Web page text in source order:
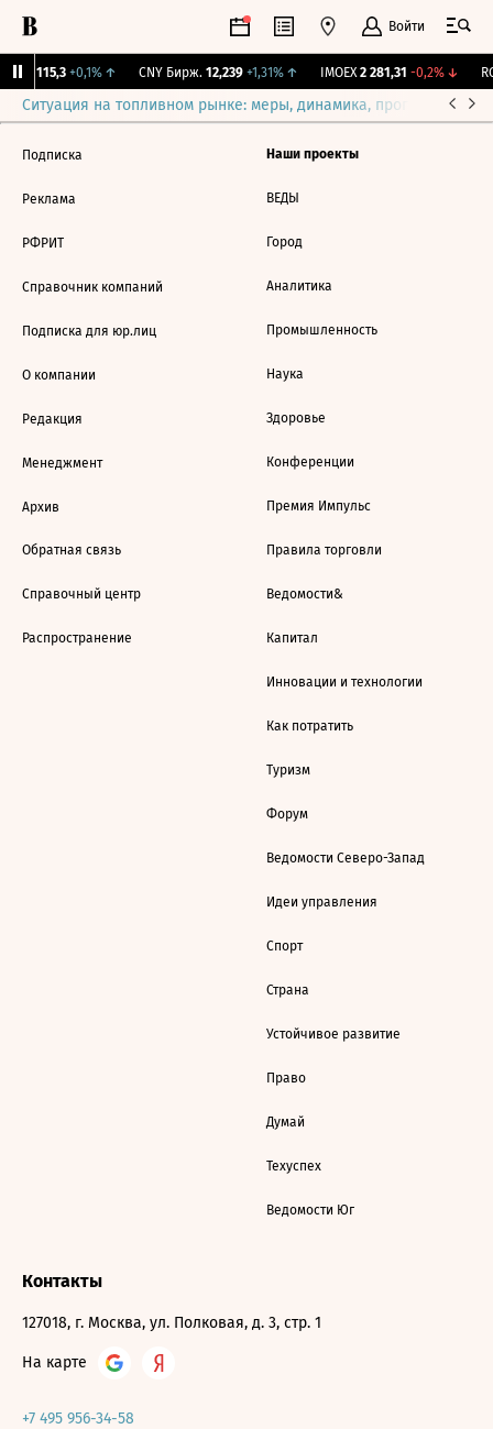
Войти
115,3 +0,1%↑ CNY Бирж. 12,239 +1,31%↑ IMOEX 2 281,31 -0,2%↓
Ситуация на топливном рынке: меры, динамика, прогнозы
Подписка
Реклама
РФРИТ
Справочник компаний
Подписка для юр.лиц
О компании
Редакция
Менеджмент
Архив
Обратная связь
Справочный центр
Распространение
Наши проекты
ВЕДЫ
Город
Аналитика
Промышленность
Наука
Здоровье
Конференции
Премия Импульс
Правила торговли
Ведомости&
Капитал
Инновации и технологии
Как потратить
Туризм
Форум
Ведомости Северо-Запад
Идеи управления
Спорт
Страна
Устойчивое развитие
Право
Думай
Техуспех
Ведомости Юг
Контакты
127018, г. Москва, ул. Полковая, д. 3, стр. 1
На карте
+7 495 956-34-58